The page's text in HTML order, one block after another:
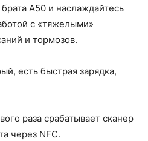
A50 и наслаждайтесь
с «тяжелыми»
и тормозов.
есть быстрая зарядка,
раза срабатывает сканер
через NFC.